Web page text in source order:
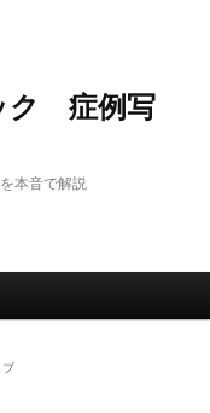
ク 症例写
本音で解説